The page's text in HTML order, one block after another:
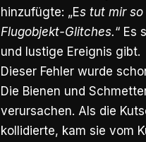
hinzufügte: „Es tut mir so
Flugobjekt-Glitches.“ Es
und lustige Ereignis gibt.
Dieser Fehler wurde
Die Bienen und
verursachen. Als die
kollidierte, kam sie vom